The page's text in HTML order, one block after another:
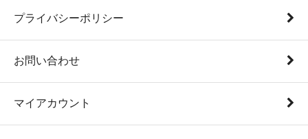
プライバシーポリシー
お問い合わせ
マイアカウント